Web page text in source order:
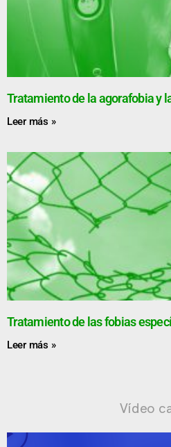
Tratamiento de la agorafobia y
Leer más »
Tratamiento de las fobias
Leer más »
Vídeo